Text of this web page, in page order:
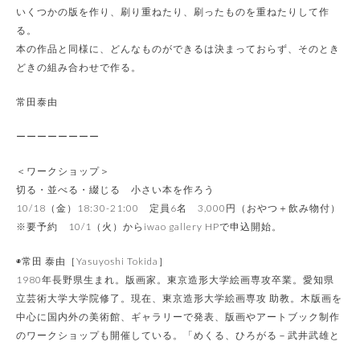
いくつかの版を作り、刷り重ねたり、刷ったものを重ねたりして作
る。
本の作品と同様に、どんなものができるは決まっておらず、そのとき
どきの組み合わせで作る。
常田泰由
ーーーーーーーー
＜ワークショップ＞
切る・並べる・綴じる 小さい本を作ろう
10/18（金）18:30-21:00 定員6名 3,000円（おやつ＋飲み物付）
※要予約 10/1（火）からiwao gallery HPで申込開始。
◉常田 泰由［Yasuyoshi Tokida］
1980年長野県生まれ。版画家。東京造形大学絵画専攻卒業。愛知県
立芸術大学大学院修了。現在、東京造形大学絵画専攻 助教。木版画を
中心に国内外の美術館、ギャラリーで発表、版画やアートブック制作
のワークショップも開催している。「めくる、ひろがる－武井武雄と